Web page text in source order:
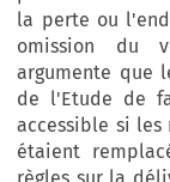
la perte ou
omission du
argumente que
de l'Etude de
accessible si les
étaient